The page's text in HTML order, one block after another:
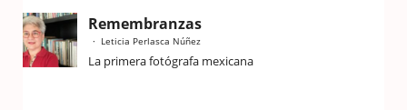
Remembranzas
Leticia Perlasca Núñez
La primera fotógrafa mexicana